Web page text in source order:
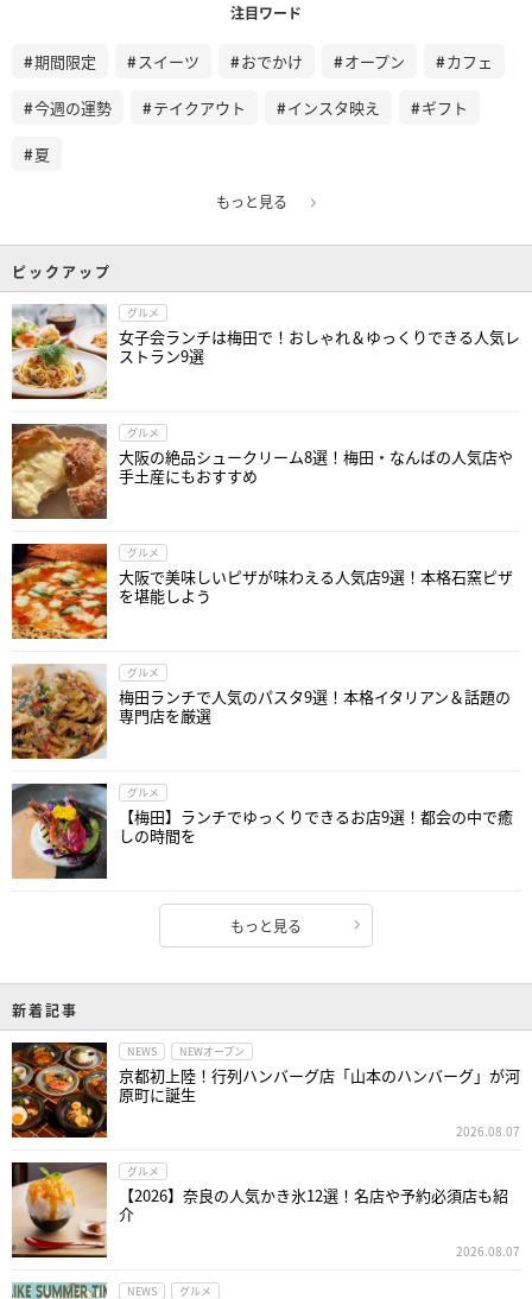
注目ワード
期間限定 スイーツ おでかけ オープン カフェ
今週の運勢 テイクアウト インスタ映え ギフト
夏
もっと見る
ピックアップ
グルメ
女子会ランチは梅田で！おしゃれ＆ゆっくりできる人気レ
ストラン9選
グルメ
大阪の絶品シュークリーム8選！梅田・なんばの人気店や
手土産にもおすすめ
グルメ
大阪で美味しいピザが味わえる人気店9選！本格石窯ピザ
を堪能しよう
グルメ
梅田ランチで人気のパスタ9選！本格イタリアン＆話題の
専門店を厳選
グルメ
【梅田】ランチでゆっくりできるお店9選！都会の中で癒
しの時間を
もっと見る
新着記事
NEWS NEWオープン
京都初上陸！行列ハンバーグ店「山本のハンバーグ」が河
原町に誕生
2026.08.07
グルメ
【2026】奈良の人気かき氷12選！名店や予約必須店も紹
介
2026.08.07
NEWS グルメ